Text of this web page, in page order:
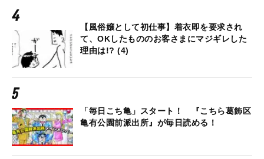
【風俗嬢として初仕事】着衣即を要求され
て、OKしたもののお客さまにマジギレした
理由は!? (4)
「毎日こち亀」スタート！ 『こちら葛飾区
亀有公園前派出所』が毎日読める！